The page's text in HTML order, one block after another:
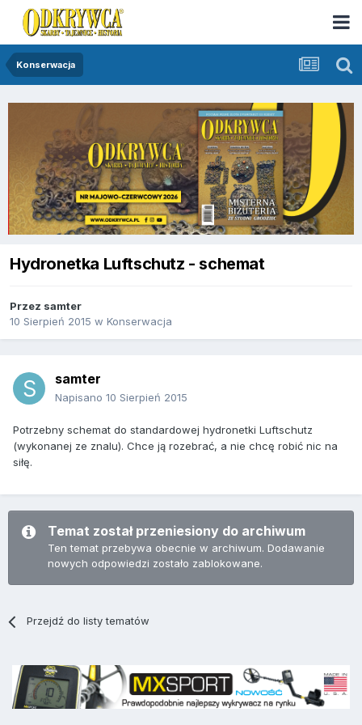
Konserwacja
Hydronetka Luftschutz - schemat
Przez samter
10 Sierpień 2015 w Konserwacja
samter
Napisano 10 Sierpień 2015
Potrzebny schemat do standardowej hydronetki Luftschutz
(wykonanej ze znalu). Chce ją rozebrać, a nie chcę robić nic na
siłę.
Temat został przeniesiony do archiwum
Ten temat przebywa obecnie w archiwum. Dodawanie
nowych odpowiedzi zostało zablokowane.
Przejdź do listy tematów